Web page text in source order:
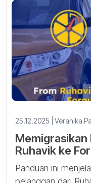
25.12.2025 | Veranika
Memigrasikan
Ruhavik ke
Langkah-
Panduan ini